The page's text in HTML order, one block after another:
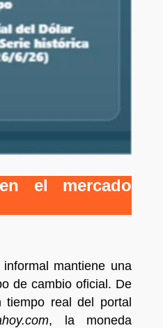
el mercado
mantiene una
de cambio oficial. De
real del portal
, la moneda